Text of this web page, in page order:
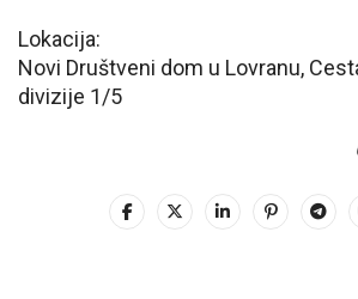
Lokacija:
Novi Društveni dom u Lovranu,
divizije 1/5